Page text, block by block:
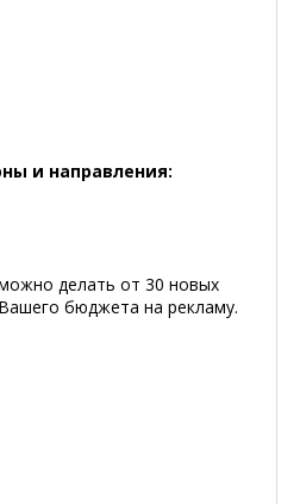
и направления:
делать от 30 новых
бюджета на рекламу.